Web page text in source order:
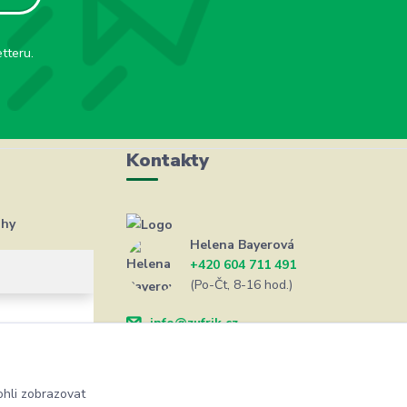
Kontakty
Helena Bayerová
+420 604 711 491
(Po-Čt, 8-16 hod.)
info@zufrik.cz
zobrazovat